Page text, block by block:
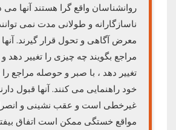
روانشناسان واقع گرا هستند آنها می
ناسازگارانه و طولانی مدت نمی
معرض آگاهی و تحول قرار گیرند. آنها
مراجع بگویند چه چیزی را تغییر دهد
تغییر دهد ، با صبر و حوصله مراجع
خود راهنمایی می کنند. آنها قبول
غیرخطی است و عقب نشینی و
مواقع خستگی ممکن است اتفاق